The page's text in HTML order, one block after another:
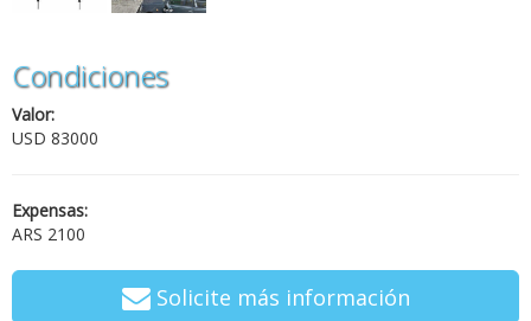
Condiciones
Valor:
USD 83000
Expensas:
ARS 2100
Solicite más información